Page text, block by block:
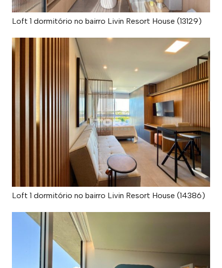
Loft 1 dormitório no bairro Livin Resort House (13129)
Loft 1 dormitório no bairro Livin Resort House (14386)